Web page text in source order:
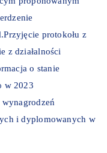
protokołu z
z działalności
o stanie
w 2023
i dyplomowanych w